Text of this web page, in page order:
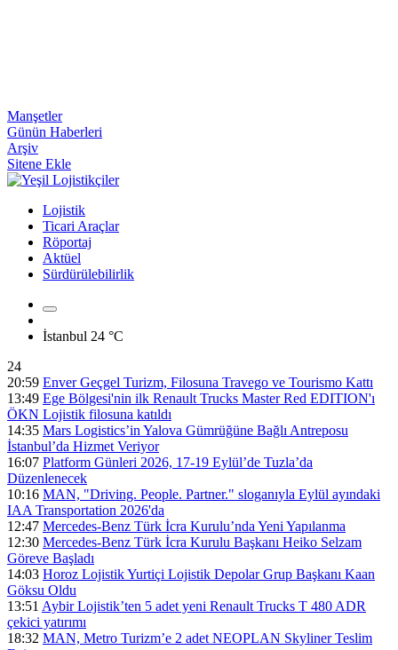
Manşetler
Günün Haberleri
Arşiv
Sitene Ekle
Lojistik
Ticari Araçlar
Röportaj
Aktüel
Sürdürülebilirlik
İstanbul 24 °C
24
20:59 Enver Geçgel Turizm, Filosuna Travego ve Tourismo Kattı
13:49 Ege Bölgesi'nin ilk Renault Trucks Master Red EDITION'ı
ÖKN Lojistik filosuna katıldı
14:35 Mars Logistics’in Yalova Gümrüğüne Bağlı Antreposu
İstanbul’da Hizmet Veriyor
16:07 Platform Günleri 2026, 17-19 Eylül’de Tuzla’da
Düzenlenecek
10:16 MAN, "Driving. People. Partner." sloganıyla Eylül ayındaki
IAA Transportation 2026'da
12:47 Mercedes-Benz Türk İcra Kurulu’nda Yeni Yapılanma
12:30 Mercedes-Benz Türk İcra Kurulu Başkanı Heiko Selzam
Göreve Başladı
14:03 Horoz Lojistik Yurtiçi Lojistik Depolar Grup Başkanı Kaan
Göksu Oldu
13:51 Aybir Lojistik’ten 5 adet yeni Renault Trucks T 480 ADR
çekici yatırımı
18:32 MAN, Metro Turizm’e 2 adet NEOPLAN Skyliner Teslim